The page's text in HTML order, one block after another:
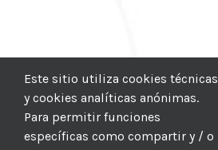
Este sitio utiliza cookies técnicas
y cookies analíticas anónimas.
Para permitir funciones
específicas como compartir y / o